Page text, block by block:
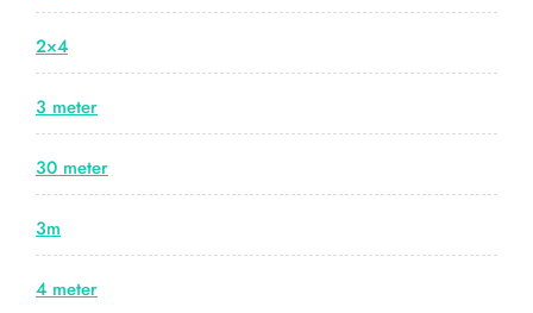
2×4
3 meter
30 meter
3m
4 meter